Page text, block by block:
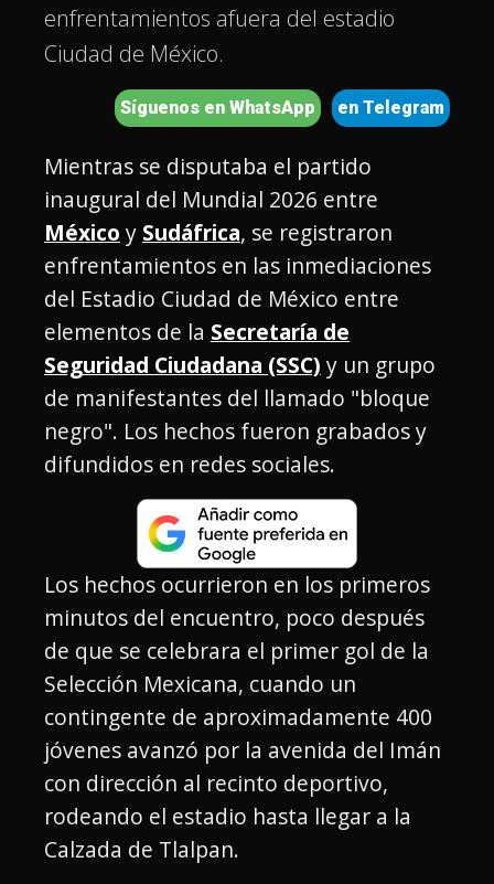
enfrentamientos afuera del estadio
Ciudad de México.
en Telegram
Síguenos en WhatsApp
Mientras se disputaba el partido
inaugural del Mundial 2026 entre
México y Sudáfrica, se registraron
enfrentamientos en las inmediaciones
del Estadio Ciudad de México entre
elementos de la Secretaría de
Seguridad Ciudadana (SSC) y un grupo
de manifestantes del llamado "bloque
negro". Los hechos fueron grabados y
difundidos en redes sociales.
Los hechos ocurrieron en los primeros
minutos del encuentro, poco después
de que se celebrara el primer gol de la
Selección Mexicana, cuando un
contingente de aproximadamente 400
jóvenes avanzó por la avenida del Imán
con dirección al recinto deportivo,
rodeando el estadio hasta llegar a la
Calzada de Tlalpan.